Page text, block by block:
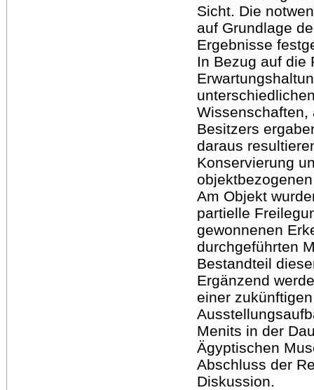
Sicht. Die
auf Grundlage
Ergebnisse
In Bezug auf die
Wissenschaften,
Besitzers
daraus
Konservierung
Am Objekt
partielle
gewonnenen
durchgeführten
Bestandteil
Ergänzend
einer
Menits in der
Ägyptischen
Abschluss der
Diskussion.